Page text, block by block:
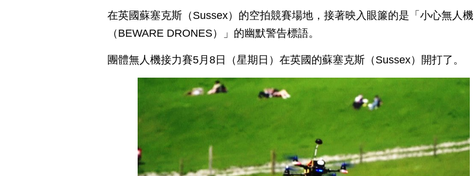
在英國蘇塞克斯（Sussex）的空拍競賽場地，接著映入眼簾的是「小心無人機
（BEWARE DRONES）」的幽默警告標語。
團體無人機接力賽5月8日（星期日）在英國的蘇塞克斯（Sussex）開打了。